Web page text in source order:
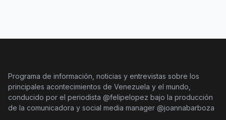
Programa de información, noticias y entrevistas sobre los
principales acontecimientos de Venezuela y el mundo,
conducido por el periodista @felipelopez bajo la producción
de la comunicadora y social media manager @joannabarboza